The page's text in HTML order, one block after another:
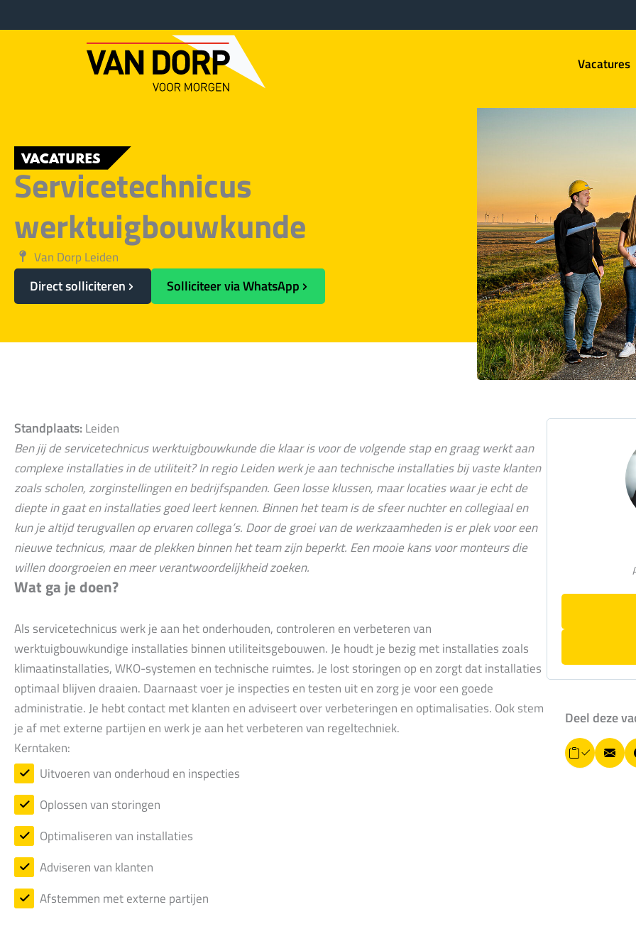
naar
Vacatures
VACATURES
Servicetechnicus
werktuigbouwkunde
Van Dorp Leiden
Direct solliciteren Solliciteer via WhatsApp
Standplaats:Leiden
Ben jij de servicetechnicus werktuigbouwkunde die klaar is voor de volgende stap en graag werkt aan
complexe installaties in de utiliteit? In regio Leiden werk je aan technische installaties bij vaste klanten
zoals scholen, zorginstellingen en bedrijfspanden. Geen losse klussen, maar locaties waar je echt de
diepte in gaat en installaties goed leert kennen. Binnen het team is de sfeer nuchter en collegiaal en
kun je altijd terugvallen op ervaren collega’s. Door de groei van de werkzaamheden is er plek voor een
nieuwe technicus, maar de plekken binnen het team zijn beperkt. Een mooie kans voor monteurs die
willen doorgroeien en meer verantwoordelijkheid zoeken.
Wat ga je doen?
Als servicetechnicus werk je aan het onderhouden, controleren en verbeteren van
werktuigbouwkundige installaties binnen utiliteitsgebouwen. Je houdt je bezig met installaties zoals
klimaatinstallaties, WKO-systemen en technische ruimtes. Je lost storingen op en zorgt dat installaties
optimaal blijven draaien. Daarnaast voer je inspecties en testen uit en zorg je voor een goede
administratie. Je hebt contact met klanten en adviseert over verbeteringen en optimalisaties. Ook stem
je af met externe partijen en werk je aan het verbeteren van regeltechniek.
Kerntaken:
Uitvoeren van onderhoud en inspecties
Oplossen van storingen
Optimaliseren van installaties
Adviseren van klanten
Afstemmen met externe partijen
Deel deze
L
i
E